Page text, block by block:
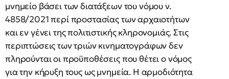
μνημείο βάσει των διατάξεων του νόμου ν.
4858/2021 περί προστασίας των αρχαιοτήτων
και εν γένει της πολιτιστικής κληρονομιάς. Στις
περιπτώσεις των τριών κινηματογράφων δεν
πληρούνται οι προϋποθέσεις που θέτει ο νόμος
για την κήρυξη τους ως μνημεία. Η αρμοδιότητα